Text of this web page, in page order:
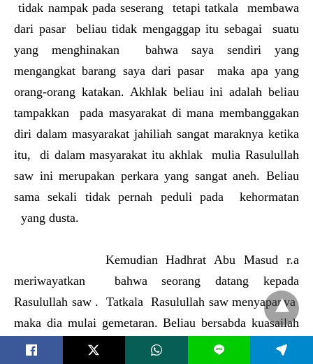
tidak nampak pada seserang tetapi tatkala membawa
dari pasar beliau tidak mengaggap itu sebagai suatu
yang menghinakan bahwa saya sendiri yang
mengangkat barang saya dari pasar maka apa yang
orang-orang katakan. Akhlak beliau ini adalah beliau
tampakkan pada masyarakat di mana membanggakan
diri dalam masyarakat jahiliah sangat maraknya ketika
itu, di dalam masyarakat itu akhlak mulia Rasulullah
saw ini merupakan perkara yang sangat aneh. Beliau
sama sekali tidak pernah peduli pada kehormatan
yang dusta.
Kemudian Hadhrat Abu Masud r.a
meriwayatkan bahwa seorang datang kepada
Rasulullah saw . Tatkala Rasulullah saw menyapanya
maka dia mulai gemetaran. Beliau bersabda kuasailah
dirimu,saya bukanlah seorang raja tetapi saya adalah
L